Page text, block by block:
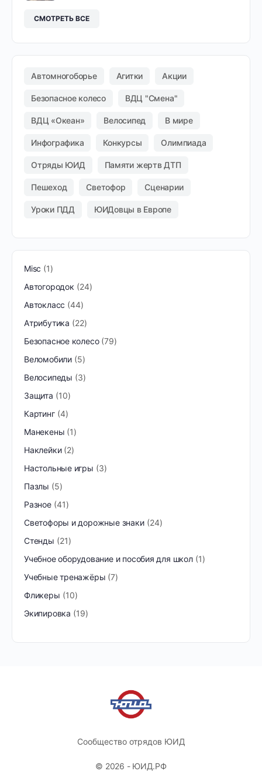
СМОТРЕТЬ ВСЕ
Автомногоборье Агитки Акции
Безопасное колесо ВДЦ "Смена"
ВДЦ «Океан» Велосипед В мире
Инфографика Конкурсы Олимпиада
Отряды ЮИД Памяти жертв ДТП
Пешеход Светофор Сценарии
Уроки ПДД ЮИДовцы в Европе
Misc
1
Автогородок
24
Автокласс 44
Атрибутика
22
Безопасное колесо 79
Веломобили 5
Велосипеды
3
Защита
10
Картинг 4
Манекены 1
Наклейки 2
Настольные игры
3
Пазлы
5
Разное 41
Светофоры и дорожные знаки
24
Стенды
21
Учебное оборудование и пособия для школ 1
Учебные тренажёры 7
Фликеры
10
Экипировка
19
Сообщество отрядов ЮИД
© 2026 - ЮИД.РФ